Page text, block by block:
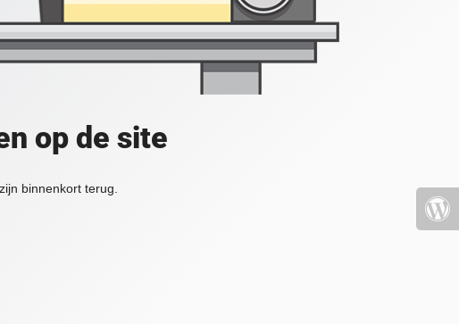
op de site
binnenkort terug.